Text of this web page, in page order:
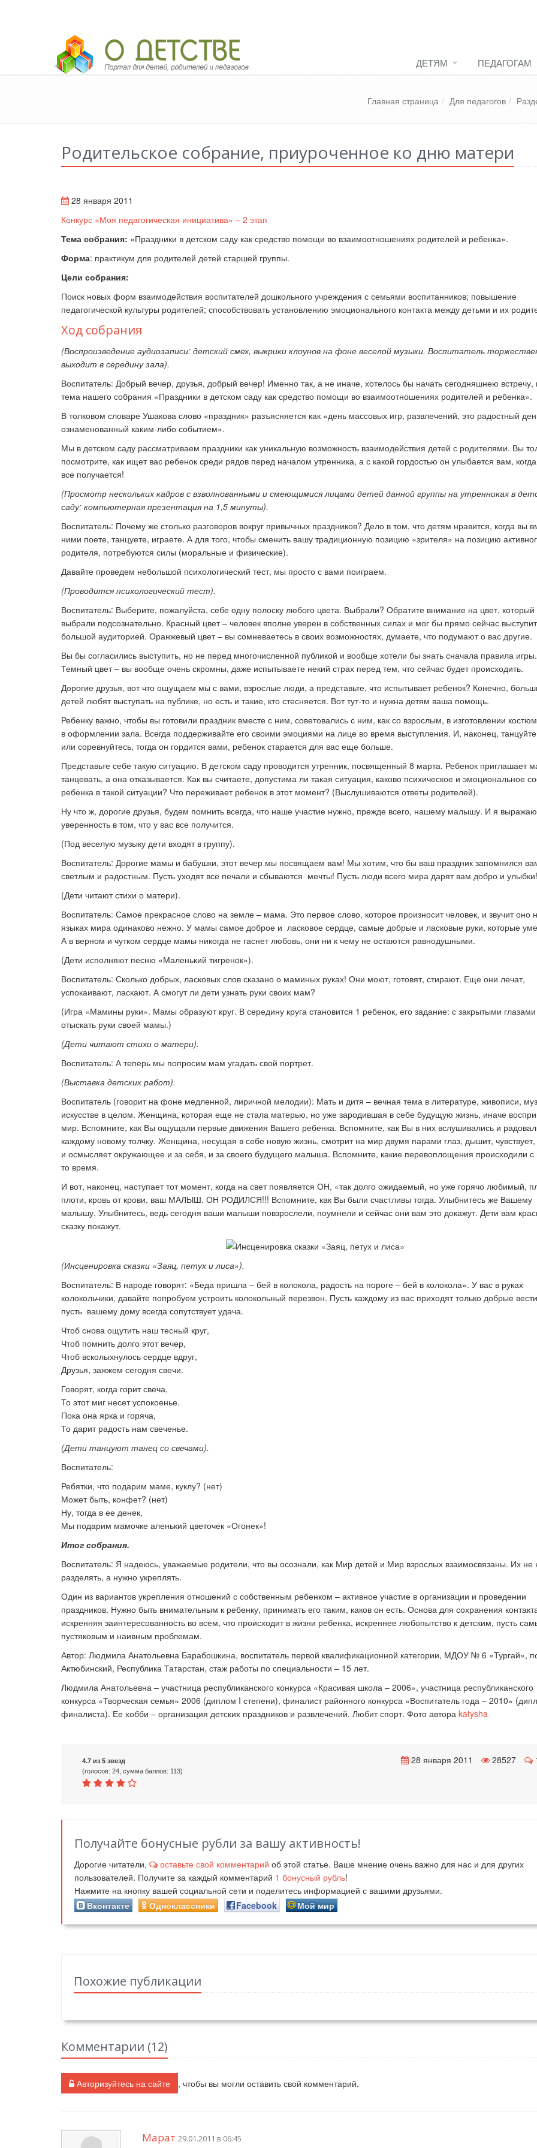
Педагогический портал «О детстве»
ДЕТЯМ
ПЕДАГОГАМ
Главная страница Для педагогов
Родительское собрание, приуроченное ко дню матери
28 января 2011
Конкурс «Моя педагогическая инициатива» – 2 этап
Тема собрания: «Праздники в детском саду как средство помощи во взаимоотношениях родителей и ребенка».
Форма: практикум для родителей детей старшей группы.
Цели собрания:
Поиск новых форм взаимодействия воспитателей дошкольного учреждения с семьями воспитанников; повышение
педагогической культуры родителей; способствовать установлению эмоционального контакта между детьми и их
Ход собрания
(Воспроизведение аудиозаписи: детский смех, выкрики клоунов на фоне веселой музыки. Воспитатель
выходит в середину зала).
Воспитатель: Добрый вечер, друзья, добрый вечер! Именно так, а не иначе, хотелось бы начать сегодняшнею встречу,
тема нашего собрания «Праздники в детском саду как средство помощи во взаимоотношениях родителей и ребенка».
В толковом словаре Ушакова слово «праздник» разъясняется как «день массовых игр, развлечений, это радостный
ознаменованный каким-либо событием».
Мы в детском саду рассматриваем праздники как уникальную возможность взаимодействия детей с родителями. Вы
посмотрите, как ищет вас ребенок среди рядов перед началом утренника, а с какой гордостью он улыбается вам,
все получается!
(Просмотр нескольких кадров с взволнованными и смеющимися лицами детей данной группы на утренниках в
саду: компьютерная презентация на 1,5 минуты).
Воспитатель: Почему же столько разговоров вокруг привычных праздников? Дело в том, что детям нравится, когда вы
ними поете, танцуете, играете. А для того, чтобы сменить вашу традиционную позицию «зрителя» на позицию
родителя, потребуются силы (моральные и физические).
Давайте проведем небольшой психологический тест, мы просто с вами поиграем.
(Проводится психологический тест).
Воспитатель: Выберите, пожалуйста, себе одну полоску любого цвета. Выбрали? Обратите внимание на цвет, который
выбрали подсознательно. Красный цвет – человек вполне уверен в собственных силах и мог бы прямо сейчас
большой аудиторией. Оранжевый цвет – вы сомневаетесь в своих возможностях, думаете, что подумают о вас другие.
Вы бы согласились выступить, но не перед многочисленной публикой и вообще хотели бы знать сначала правила игры.
Темный цвет – вы вообще очень скромны, даже испытываете некий страх перед тем, что сейчас будет происходить.
Дорогие друзья, вот что ощущаем мы с вами, взрослые люди, а представьте, что испытывает ребенок? Конечно,
детей любят выступать на публике, но есть и такие, кто стесняется. Вот тут-то и нужна детям ваша помощь.
Ребенку важно, чтобы вы готовили праздник вместе с ним, советовались с ним, как со взрослым, в изготовлении
в оформлении зала. Всегда поддерживайте его своими эмоциями на лице во время выступления. И, наконец,
или соревнуйтесь, тогда он гордится вами, ребенок старается для вас еще больше.
Представьте себе такую ситуацию. В детском саду проводится утренник, посвященный 8 марта. Ребенок приглашает
танцевать, а она отказывается. Как вы считаете, допустима ли такая ситуация, каково психическое и эмоциональное
ребенка в такой ситуации? Что переживает ребенок в этот момент? (Выслушиваются ответы родителей).
Ну что ж, дорогие друзья, будем помнить всегда, что наше участие нужно, прежде всего, нашему малышу. И я выражаю
уверенность в том, что у вас все получится.
(Под веселую музыку дети входят в группу).
Воспитатель: Дорогие мамы и бабушки, этот вечер мы посвящаем вам! Мы хотим, что бы ваш праздник запомнился
светлым и радостным. Пусть уходят все печали и сбываются мечты! Пусть люди всего мира дарят вам добро и улыбки!
(Дети читают стихи о матери).
Воспитатель: Самое прекрасное слово на земле – мама. Это первое слово, которое произносит человек, и звучит оно
языках мира одинаково нежно. У мамы самое доброе и ласковое сердце, самые добрые и ласковые руки, которые
А в верном и чутком сердце мамы никогда не гаснет любовь, они ни к чему не остаются равнодушными.
(Дети исполняют песню «Маленький тигренок»).
Воспитатель: Сколько добрых, ласковых слов сказано о маминых руках! Они моют, готовят, стирают. Еще они лечат,
успокаивают, ласкают. А смогут ли дети узнать руки своих мам?
(Игра «Мамины руки». Мамы образуют круг. В середину круга становится 1 ребенок, его задание: с закрытыми глазами
отыскать руки своей мамы.)
(Дети читают стихи о матери).
Воспитатель: А теперь мы попросим мам угадать свой портрет.
(Выставка детских работ).
Воспитатель (говорит на фоне медленной, лиричной мелодии): Мать и дитя – вечная тема в литературе, живописи,
искусстве в целом. Женщина, которая еще не стала матерью, но уже зародившая в себе будущую жизнь, иначе
мир. Вспомните, как Вы ощущали первые дви­жения Вашего ребенка. Вспомните, как Вы в них вслу­шивались и
каждому новому толчку. Жен­щина, несущая в себе новую жизнь, смотрит на мир двумя парами глаз, дышит, чувствует,
и осмыс­ляет окружающее и за себя, и за своего будущего ма­лыша. Вспомните, какие перевоплощения происходили с
то время.
И вот, наконец, наступает тот момент, когда на свет появляется ОН, «так долго ожидаемый, но уже горячо любимый,
плоти, кровь от крови, ваш МАЛЫШ. ОН РОДИЛСЯ!!! Вспомните, как Вы были счастли­вы тогда. Улыбнитесь же Вашему
малышу. Улыбни­тесь, ведь сегодня ваши малыши повзрослели, поумнели и сейчас они вам это докажут. Дети вам
сказку покажут.
(Инсценировка сказки «Заяц, петух и лиса»).
Воспитатель: В народе говорят: «Беда пришла – бей в колокола, радость на пороге – бей в колокола». У вас в руках
колокольчики, давайте попробуем устроить колокольный перезвон. Пусть каждому из вас приходят только добрые
пусть вашему дому всегда сопутствует удача.
Чтоб снова ощутить наш тесный круг,
Чтоб помнить долго этот вечер,
Чтоб всколыхнулось сердце вдруг,
Друзья, зажжем сегодня свечи.
Говорят, когда горит свеча,
То этот миг несет успокоенье.
Пока она ярка и горяча,
То дарит радость нам свеченье.
(Дети танцуют танец со свечами).
Воспитатель:
Ребятки, что подарим маме, куклу? (нет)
Может быть, конфет? (нет)
Ну, тогда в ее денек,
Мы подарим мамочке аленький цветочек «Огонек»!
Итог собрания.
Воспитатель: Я надеюсь, уважаемые родители, что вы осознали, как Мир детей и Мир взрослых взаимосвязаны. Их не
разделять, а нужно укреплять.
Один из вариантов укрепления отношений с собственным ребенком – активное участие в организации и проведении
праздников. Нужно быть внимательным к ребенку, принимать его таким, каков он есть. Основа для сохранения
искренняя заинтересованность во всем, что происходит в жизни ребенка, искреннее любопытство к детским, пусть
пустяковым и наивным проблемам.
Автор: Людмила Анатольевна Барабошкина, воспитатель первой квалификационной категории, МДОУ № 6 «Тургай»,
Актюбинский, Республика Татарстан, стаж работы по специальности – 15 лет.
Людмила Анатольевна – участница республиканского конкурса «Красивая школа – 2006», участница республиканского
конкурса «Творческая семья» 2006 (диплом I степени), финалист районного конкурса «Воспитатель года – 2010»
финалиста). Ее хобби – организация детских праздников и развлечений. Любит спорт. Фото автора katysha
4.7 из 5 звезд
(голосов: 24, сумма баллов: 113)
28 января 2011 28527
Получайте бонусные рубли за вашу активность!
Дорогие читатели, оставьте свой комментарий об этой статье. Ваше мнение очень важно для нас и для других
пользователей. Получите за каждый комментарий 1 бонусный рубль!
Нажмите на кнопку вашей социальной сети и поделитесь информацией с вашими друзьями.
Вконтакте
Одноклассники Facebook Мой мир
Похожие публикации
Комментарии (12)
Авторизуйтесь на сайте , чтобы вы могли оставить свой комментарий.
Марат 29.01.2011 в 06:45
Как стать экспертом наших
Как правильно оформить